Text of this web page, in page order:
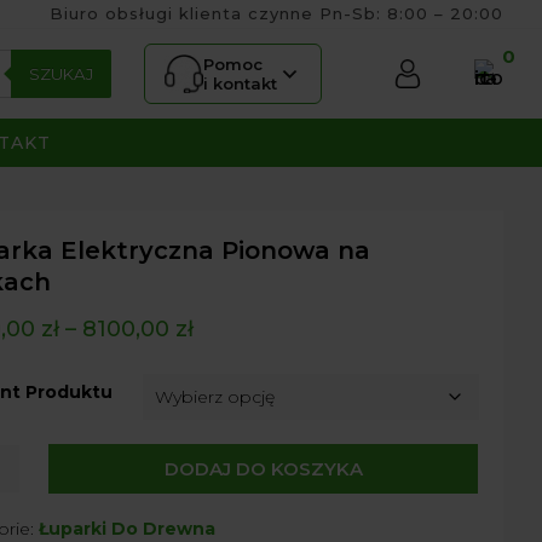
Biuro obsługi klienta czynne Pn-Sb: 8:00 – 20:00
SZUKAJ
Pomoc
i kontakt
0
Elektryczna Pionowa na
zł – 8100,00 zł
Produktu
DODAJ DO KOSZYKA
Łuparki Do Drewna